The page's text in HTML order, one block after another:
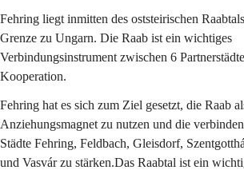
Fehring liegt inmitten des oststeirischen
Grenze zu Ungarn. Die Raab ist ein wichtiges
Verbindungsinstrument zwischen 6
Kooperation.
Fehring hat es sich zum Ziel gesetzt, die Raab
Anziehungsmagnet zu nutzen und die
Städte Fehring, Feldbach, Gleisdorf,
und Vasvár zu stärken.Das Raabtal ist ein